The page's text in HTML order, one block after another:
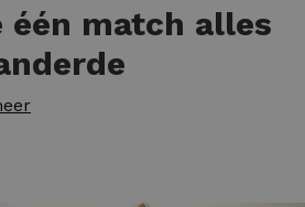
één match alles